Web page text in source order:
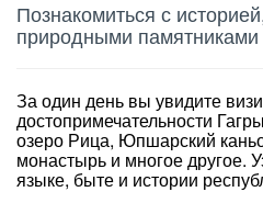
Познакомиться с
природными
За один день вы увидите
достопримечательности
озеро Рица, Юпшарский
монастырь и многое другое.
языке, быте и истории